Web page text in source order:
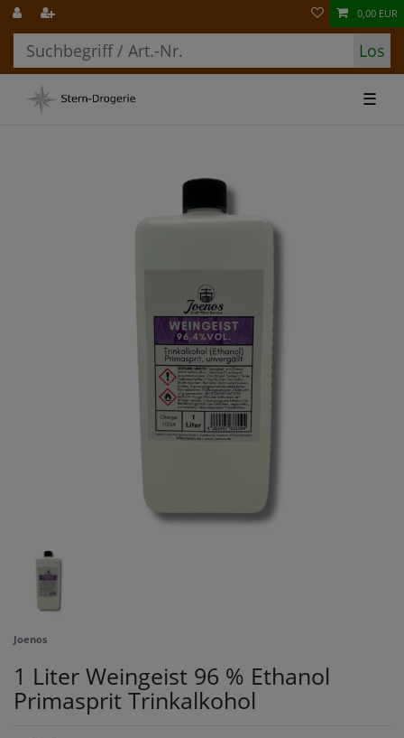
Los
0,00 EUR
☰
Joenos
1 Liter Weingeist 96 % Ethanol
Primasprit Trinkalkohol